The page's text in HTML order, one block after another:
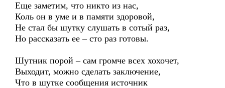
Еще заметим, что никто из нас,
Коль он в уме и в памяти здоровой,
Не стал бы шутку слушать в сотый раз,
Но рассказать ее – сто раз готовы.
Шутник порой – сам громче всех хохочет,
Выходит, можно сделать заключение,
Что в шутке сообщения источник